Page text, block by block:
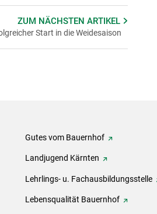
ZUM NÄCHSTENARTIKEL
Start in die Weidesaison
Gutes vom Bauernhof
Landjugend Kärnten
Lehrlings- u. Fachausbildungsstelle
Lebensqualität Bauernhof